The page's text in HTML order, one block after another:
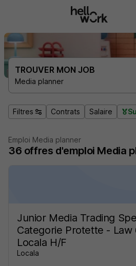
TROUVER MON JOB
Media planner
Filtres Contrats Salaire
Emploi Media planner
36 offres d'emploi Media
Junior Media Trading
Categorie Protette - Law
Locala H/F
Locala